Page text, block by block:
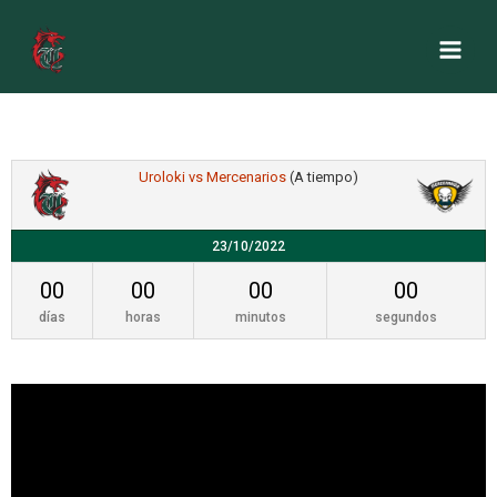
Uroloki vs Mercenarios (A tiempo)
23/10/2022
00
días
00
horas
00
minutos
00
segundos